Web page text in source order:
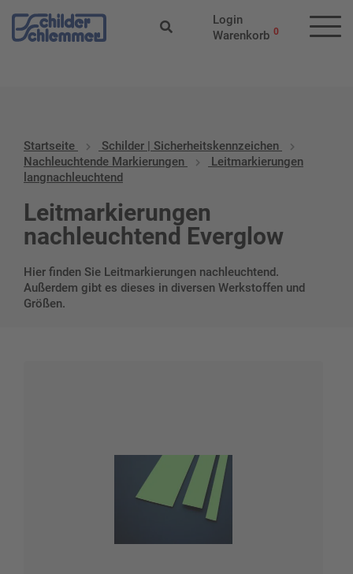
Login
Warenkorb 0
Markierungen / Leitmarkierungen langnachleuchtend
Startseite
Schilder | Sicherheitskennzeichen
Nachleuchtende Markierungen
Leitmarkierungen
langnachleuchtend
Leitmarkierungen
nachleuchtend Everglow
Hier finden Sie Leitmarkierungen nachleuchtend.
Außerdem gibt es dieses in diversen Werkstoffen und
Größen.